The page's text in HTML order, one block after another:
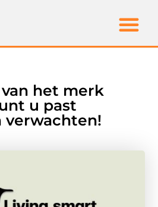
het merk
u past
verwachten!